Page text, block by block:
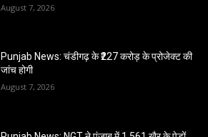
August 7, 2026
Punjab News: चंडीगढ़ के ₹227 करोड़ के प्रोजेक्ट की
जांच होगी
August 7, 2026